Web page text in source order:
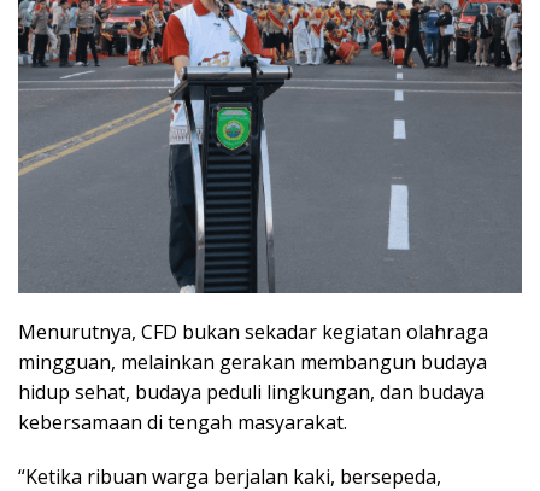
Menurutnya, CFD bukan sekadar kegiatan olahraga
mingguan, melainkan gerakan membangun budaya
hidup sehat, budaya peduli lingkungan, dan budaya
kebersamaan di tengah masyarakat.
“Ketika ribuan warga berjalan kaki, bersepeda,